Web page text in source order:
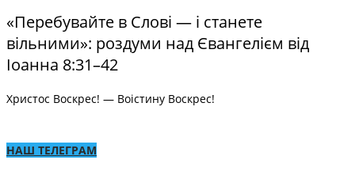
«Перебувайте в Слові — і станете
вільними»: роздуми над Євангелієм від
Іоанна 8:31–42
Христос Воскрес! — Воістину Воскрес!
НАШ ТЕЛЕГРАМ